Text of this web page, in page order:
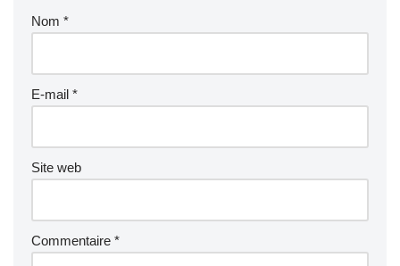
Nom *
E-mail *
Site web
Commentaire *